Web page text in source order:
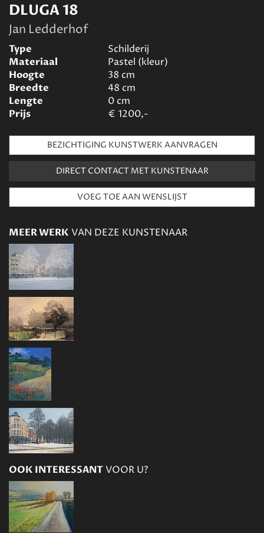
DLUGA 18
Jan Ledderhof
Type
Schilderij
Materiaal
Pastel (kleur)
Hoogte
38 cm
Breedte
48 cm
Lengte
0cm
Prijs
€ 1200,-
BEZICHTIGING KUNSTWERK AANVRAGEN
DIRECT CONTACT MET KUNSTENAAR
MEER WERK VAN DEZE KUNSTENAAR
OOK INTERESSANTVOOR U?